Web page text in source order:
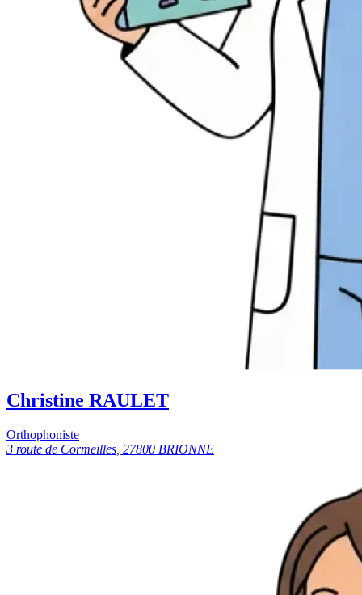
Christine RAULET
Orthophoniste
3 route de Cormeilles, 27800 BRIONNE